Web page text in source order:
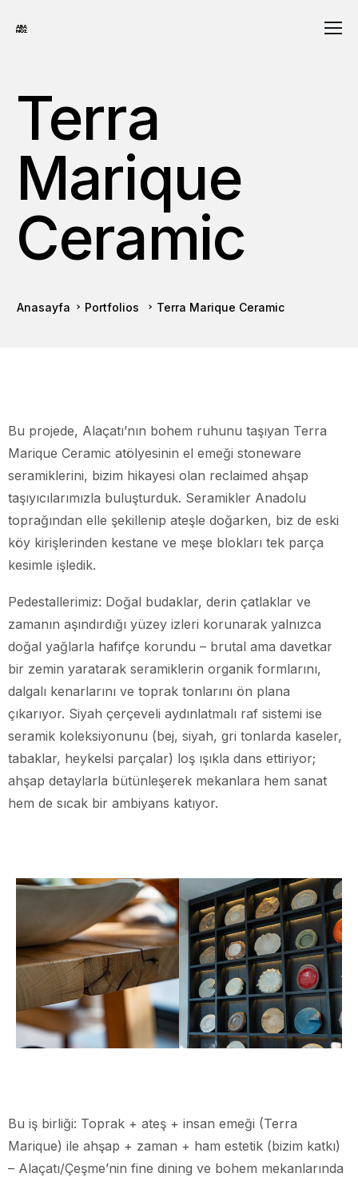
Terra
Marique
Ceramic
Anasayfa Portfolios Terra Marique Ceramic
Bu projede, Alaçatı’nın bohem ruhunu taşıyan Terra
Marique Ceramic atölyesinin el emeği stoneware
seramiklerini, bizim hikayesi olan reclaimed ahşap
taşıyıcılarımızla buluşturduk. Seramikler Anadolu
toprağından elle şekillenip ateşle doğarken, biz de eski
köy kirişlerinden kestane ve meşe blokları tek parça
kesimle işledik.
Pedestallerimiz: Doğal budaklar, derin çatlaklar ve
zamanın aşındırdığı yüzey izleri korunarak yalnızca
doğal yağlarla hafifçe korundu – brutal ama davetkar
bir zemin yaratarak seramiklerin organik formlarını,
dalgalı kenarlarını ve toprak tonlarını ön plana
çıkarıyor. Siyah çerçeveli aydınlatmalı raf sistemi ise
seramik koleksiyonunu (bej, siyah, gri tonlarda kaseler,
tabaklar, heykelsi parçalar) loş ışıkla dans ettiriyor;
ahşap detaylarla bütünleşerek mekanlara hem sanat
hem de sıcak bir ambiyans katıyor.
Bu iş birliği: Toprak + ateş + insan emeği (Terra
Marique) ile ahşap + zaman + ham estetik (bizim katkı)
– Alaçatı/Çeşme’nin fine dining ve bohem mekanlarında